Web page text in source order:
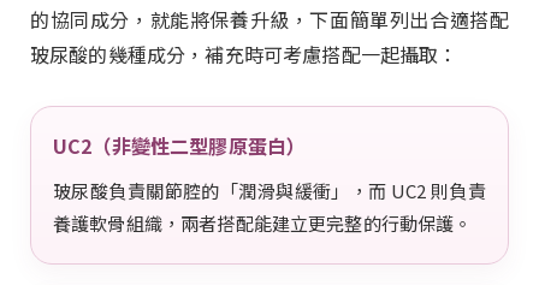
的協同成分，就能將保養升級，下面簡單列出合適搭配
玻尿酸的幾種成分，補充時可考慮搭配一起攝取：
UC2（非變性二型膠原蛋白）
玻尿酸負責關節腔的「潤滑與緩衝」，而 UC2 則負責
養護軟骨組織，兩者搭配能建立更完整的行動保護。